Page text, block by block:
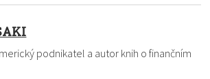
podnikatel a autor knih o finančním